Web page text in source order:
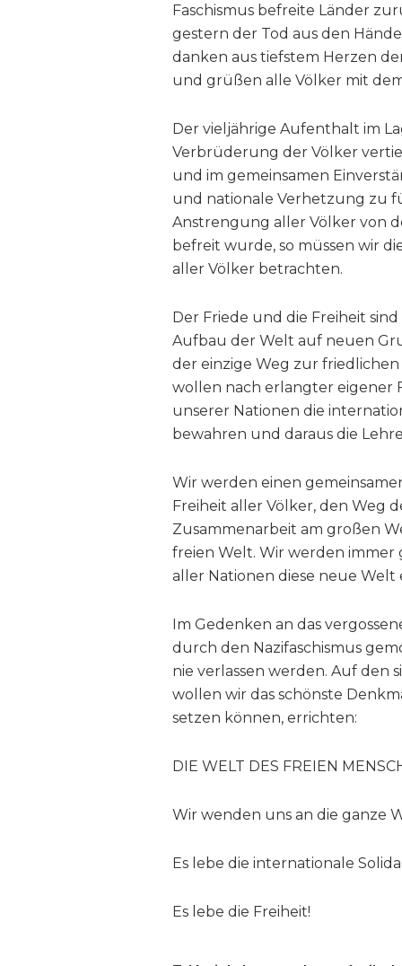
Faschismus befreite Länder
gestern der Tod aus den
danken aus tiefstem Herzen
und grüßen alle Völker mit
Der vieljährige Aufenthalt im
Verbrüderung der Völker
und im gemeinsamen
und nationale Verhetzung zu
Anstrengung aller Völker von
befreit wurde, so müssen wir
aller Völker betrachten.
Der Friede und die Freiheit
Aufbau der Welt auf neuen
der einzige Weg zur
wollen nach erlangter eigener
unserer Nationen die
bewahren und daraus die
Wir werden einen
Freiheit aller Völker, den Weg
Zusammenarbeit am großen
freien Welt. Wir werden
aller Nationen diese neue
Im Gedenken an das
durch den Nazifaschismus
nie verlassen werden. Auf den
wollen wir das schönste
setzen können, errichten:
DIE WELT DES FREIEN
Wir wenden uns an die ganze
Es lebe die internationale
Es lebe die Freiheit!